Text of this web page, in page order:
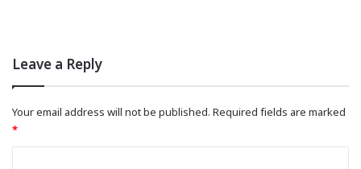
Leave a Reply
Your email address will not be published. Required fields are marked
*